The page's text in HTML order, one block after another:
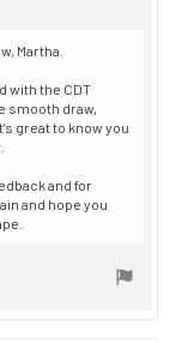
Martha.
with the CDT
smooth draw,
great to know you
and for
and hope you